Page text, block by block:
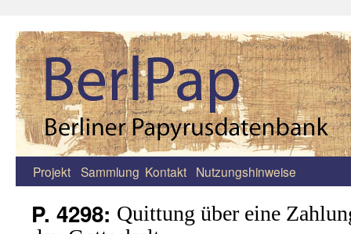
Zum
springen
Projekt Sammlung Kontakt Nutzungshinweise
P. 4298: Quittung über eine